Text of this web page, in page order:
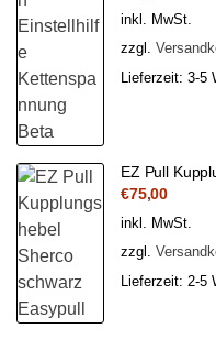
inkl. MwSt.
zzgl.
Lieferzeit: 3-5
EZ Pull
€75,00
inkl. MwSt.
zzgl.
Lieferzeit: 2-5